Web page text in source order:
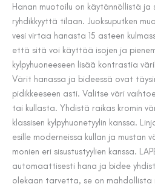
Hanan muotoilu on käytännöllistä
ryhdikkyyttä tilaan. Juoksuputken
vesi virtaa hanasta 15 asteen
että sitä voi käyttää isojen ja
kylpyhuoneeseen lisää kontrastia
Värit hanassa ja bideessä ovat
pidikkeeseen asti. Valitse väri
tai kullasta. Yhdistä raikas kromin
klassisen kylpyhuonetyylin kanssa.
esille moderneissa kullan ja mustan
monien eri sisustustyylien kanssa.
automaattisesti hana ja bidee
olekaan tarvetta, se on mahdollista